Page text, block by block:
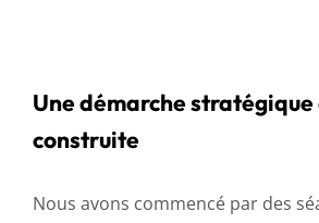
Une démarche stratégique
construite
Nous avons commencé par des